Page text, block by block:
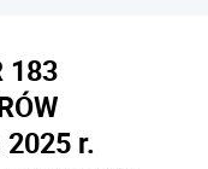
183
r.